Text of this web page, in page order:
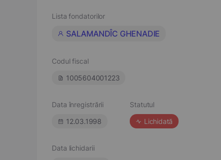
Lista fondatorilor
SALAMANDÎC GHENADIE
Codul fiscal
1005604001223
Data înregistrării
12.03.1998
Statutul
Lichidată
Data lichidarii